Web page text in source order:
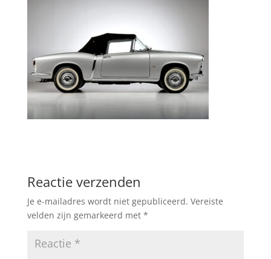
Reactie verzenden
Je e-mailadres wordt niet gepubliceerd. Vereiste
velden zijn gemarkeerd met *